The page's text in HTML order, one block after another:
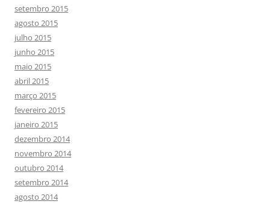
setembro 2015
agosto 2015
julho 2015
junho 2015
maio 2015
abril 2015
março 2015
fevereiro 2015
janeiro 2015
dezembro 2014
novembro 2014
outubro 2014
setembro 2014
agosto 2014